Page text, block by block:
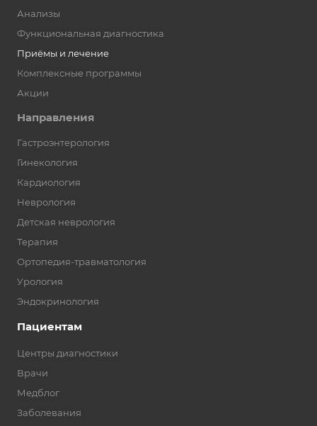
Анализы
Функциональная диагностика
Приёмы и лечение
Комплексные программы
Акции
Направления
Гастроэнтерология
Гинекология
Кардиология
Неврология
Детская неврология
Терапия
Ортопедия-травматология
Урология
Эндокринология
Пациентам
Центры диагностики
Врачи
Медблог
Заболевания